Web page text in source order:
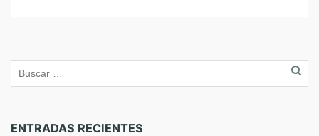
ENTRADAS RECIENTES